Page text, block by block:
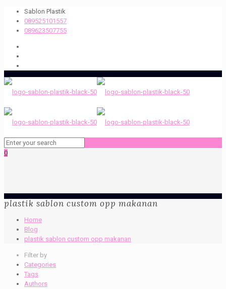
Sablon Plastik
089525101557
089623507755
0
plastik sablon custom opp makanan
Home
Blog
plastik sablon custom opp makanan
Filter by
Categories
Tags
Authors